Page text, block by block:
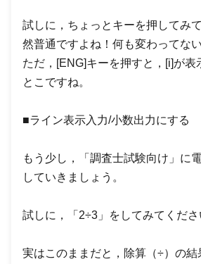
試しに，ちょっとキーを押してみ
然普通ですよね！何も変わってな
ただ，[ENG]キーを押すと，[i]が表
とこですね。
■ライン表示入力/小数出力にする
もう少し，「調査士試験向け」に
していきましょう。
試しに，「2÷3」をしてみてくださ
実はこのままだと，除算（÷）の結